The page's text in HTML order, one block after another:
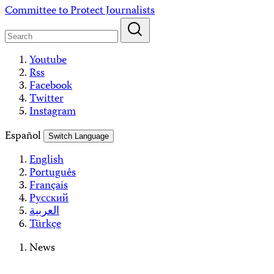
Skip
content
Committee to Protect Journalists
Youtube
Rss
Facebook
Twitter
Instagram
Español
Switch Language
English
Português
Français
Русский
العربية
Türkçe
News